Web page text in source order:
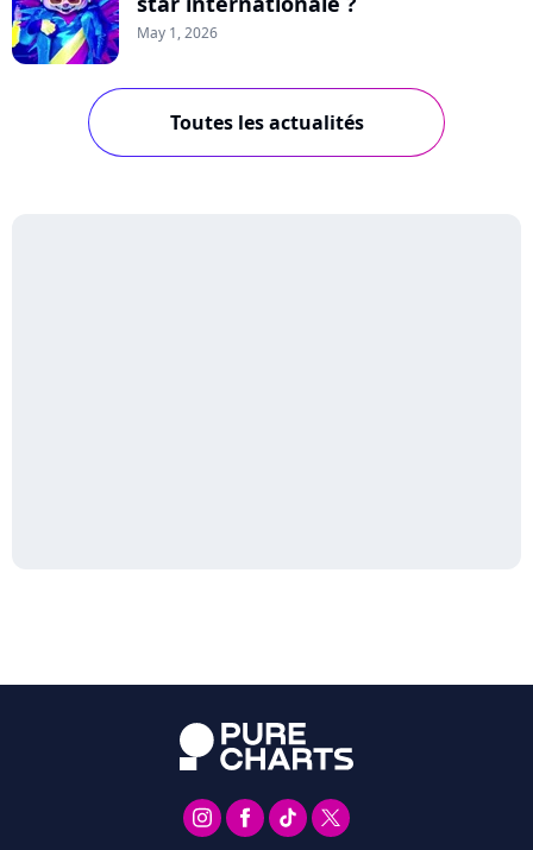
May 1, 2026
Toutes les actualités